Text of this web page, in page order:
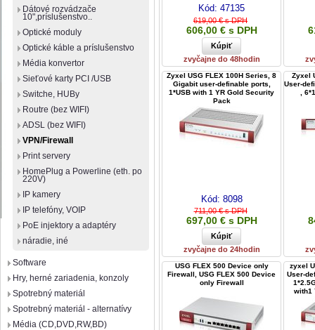
Dátové rozvádzače
10",príslušenstvo..
Optické moduly
Optické káble a príslušenstvo
Média konvertor
Sieťové karty PCI /USB
Switche, HUBy
Routre (bez WIFI)
ADSL (bez WIFI)
VPN/Firewall
Print servery
HomePlug a Powerline (eth. po
220V)
IP kamery
IP telefóny, VOIP
PoE injektory a adaptéry
náradie, iné
Software
Hry, herné zariadenia, konzoly
Spotrebný materiál
Spotrebný materiál - alternatívy
Média (CD,DVD,RW,BD)
Kód: 47135
619,00 € s DPH
606,00 € s DPH
zvyčajne do 48hodin
Zyxel USG FLEX 100H Series, 8
Gigabit user-definable ports,
1*USB with 1 YR Gold Security
Pack
Kód: 8098
711,00 € s DPH
697,00 € s DPH
zvyčajne do 24hodin
Zyxel
User-
,
USG FLEX 500 Device only
Firewall, USG FLEX 500 Device
only Firewall
zyxel
User-
with1